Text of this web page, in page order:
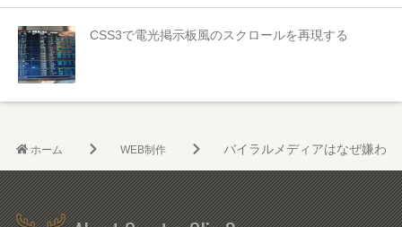
CSS3で電光掲示板風のスクロールを再現する
ホーム WEB制作 バイラルメディアはなぜ嫌わ